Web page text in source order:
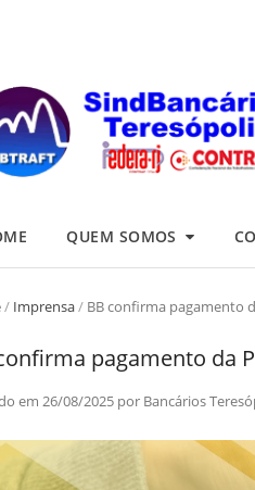
QUEM SOMOS
/ Imprensa/ BB confirma pagamento
pagamento da
em 26/08/2025 por Bancários